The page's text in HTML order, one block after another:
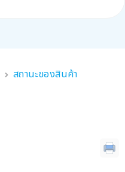
สถานะของสินค้า